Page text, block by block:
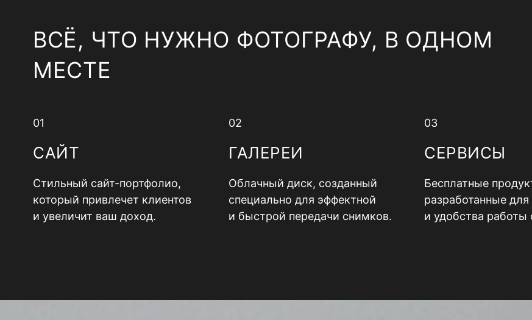
ВСЁ, ЧТО НУЖНО ФОТОГРАФУ, В ОДНОМ
МЕСТЕ
01
САЙТ
Стильный сайт-портфолио,
который привлечет клиентов
и увеличит ваш доход.
02
ГАЛЕРЕИ
Облачный диск, созданный
специально для эффектной
и быстрой передачи снимков.
03
СЕРВИСЫ
Бесплатные
разработанные для
и удобства работы